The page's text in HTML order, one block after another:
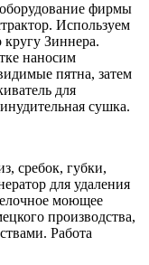
фирмы
Используем
Зиннера.
наносим
пятна, затем
для
сушка.
сребок, губки,
для удаления
моющее
производства,
Работа